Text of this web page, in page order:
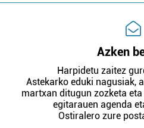
Azken
Harpidetu zaitez
Astekarko eduki nagusiak,
martxan ditugun zozketa
egitarauen agenda
Ostiralero zure